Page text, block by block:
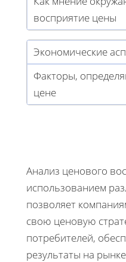
восприятие цены
Экономические
Факторы,
цене
Анализ ценового
использованием
позволяет
свою ценовую
потребителей,
результаты на